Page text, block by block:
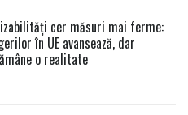
cer măsuri mai ferme:
în UE avansează, dar
o realitate